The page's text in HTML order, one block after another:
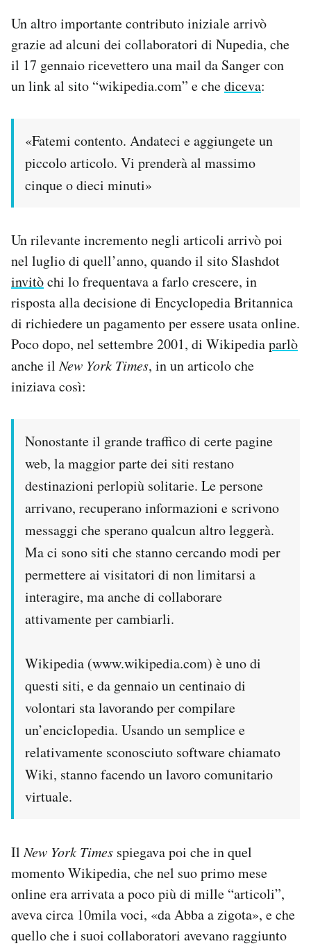
Un altro importante contributo iniziale arrivò
grazie ad alcuni dei collaboratori di Nupedia, che
il 17 gennaio ricevettero una mail da Sanger con
un link al sito “wikipedia.com” e chediceva:
«Fatemi contento. Andateci e aggiungete un
piccolo articolo. Vi prenderà al massimo
cinque o dieci minuti»
Un rilevante incremento negli articoli arrivò poi
nel luglio di quell’anno, quando il sito Slashdot
invitòchi lo frequentava a farlo crescere, in
risposta alla decisione di Encyclopedia Britannica
di richiedere un pagamento per essere usata online.
Poco dopo, nel settembre 2001, di Wikipediaparlò
anche ilNew York Times, in un articolo che
iniziava così:
Nonostante il grande traffico di certe pagine
web, la maggior parte dei siti restano
destinazioni perlopiù solitarie. Le persone
arrivano, recuperano informazioni e scrivono
messaggi che sperano qualcun altro leggerà.
Ma ci sono siti che stanno cercando modi per
permettere ai visitatori di non limitarsi a
interagire, ma anche di collaborare
attivamente per cambiarli.
Wikipedia (www.wikipedia.com) è uno di
questi siti, e da gennaio un centinaio di
volontari sta lavorando per compilare
un’enciclopedia. Usando un semplice e
relativamente sconosciuto software chiamato
Wiki, stanno facendo un lavoro comunitario
virtuale.
IlNew York Times spiegava poi che in quel
momento Wikipedia, che nel suo primo mese
online era arrivata a poco più di mille “articoli”,
aveva circa 10mila voci, «da Abba a zigota», e che
quello che i suoi collaboratori avevano raggiunto